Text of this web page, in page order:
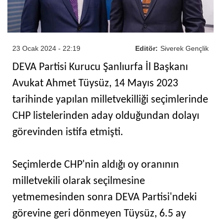
Editör: Siverek Gençlik
23 Ocak 2024 - 22:19
DEVA Partisi Kurucu Şanlıurfa İl Başkanı
Avukat Ahmet Tüysüz, 14 Mayıs 2023
tarihinde yapılan milletvekilliği seçimlerinde
CHP listelerinden aday olduğundan dolayı
görevinden istifa etmişti.
Seçimlerde CHP'nin aldığı oy oranının
milletvekili olarak seçilmesine
yetmemesinden sonra DEVA Partisi'ndeki
görevine geri dönmeyen Tüysüz, 6.5 ay